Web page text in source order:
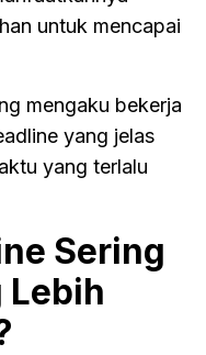
untuk mencapai
mengaku bekerja
yang jelas
yang terlalu
Sering
Lebih